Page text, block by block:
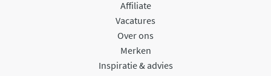
Affiliate
Vacatures
Over ons
Merken
Inspiratie & advies